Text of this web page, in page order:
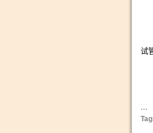
1
试
2
3
...